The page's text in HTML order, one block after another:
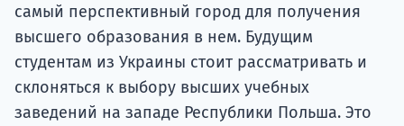
самый перспективный город для получения
высшего образования в нем. Будущим
студентам из Украины стоит рассматривать и
склоняться к выбору высших учебных
заведений на западе Республики Польша. Это